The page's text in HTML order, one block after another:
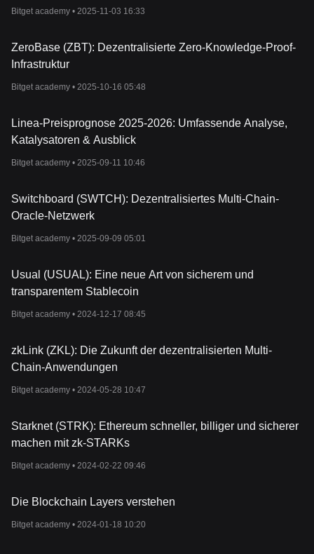
Bitget academy • 2025-11-03 16:33
ZeroBase (ZBT): Dezentralisierte Zero-Knowledge-Proof-
Infrastruktur
Bitget academy • 2025-10-16 05:48
Linea-Preisprognose 2025-2026: Umfassende Analyse,
Katalysatoren & Ausblick
Bitget academy • 2025-09-11 10:46
Switchboard (SWTCH): Dezentralisiertes Multi-Chain-
Oracle-Netzwerk
Bitget academy • 2025-09-09 05:01
Usual (USUAL): Eine neue Art von sicherem und
transparentem Stablecoin
Bitget academy • 2024-12-17 08:45
zkLink (ZKL): Die Zukunft der dezentralisierten Multi-
Chain-Anwendungen
Bitget academy • 2024-05-28 10:47
Starknet (STRK): Ethereum schneller, billiger und sicherer
machen mit zk-STARKs
Bitget academy • 2024-02-22 09:46
Die Blockchain Layers verstehen
Bitget academy • 2024-01-18 10:20